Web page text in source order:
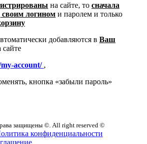
на сайте, то сначала
своим логином и паролем и только
добавляются в Ваш
сайте
account/ ,
кнопка «забыли пароль»
защищены ©. All right reserved ©
конфиденциальности